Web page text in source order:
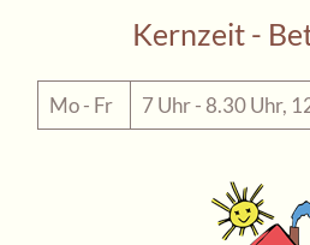
Kernzeit -
Mo - Fr 7 Uhr - 8.30 Uhr,